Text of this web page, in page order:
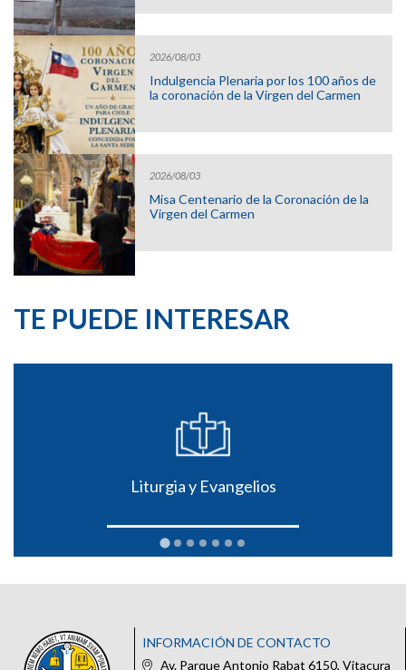
2026/08/03
Indulgencia Plenaria por los 100 años de
la coronación de la Virgen del Carmen
2026/08/03
Misa Centenario de la Coronación de la
Virgen del Carmen
TE PUEDE INTERESAR
Liturgia y Evangelios
INFORMACIÓN DE CONTACTO
Av. Parque Antonio Rabat 6150, Vitacura